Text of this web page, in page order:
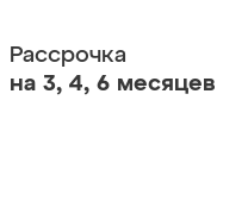
Рассрочка
на 3, 4, 6 месяцев